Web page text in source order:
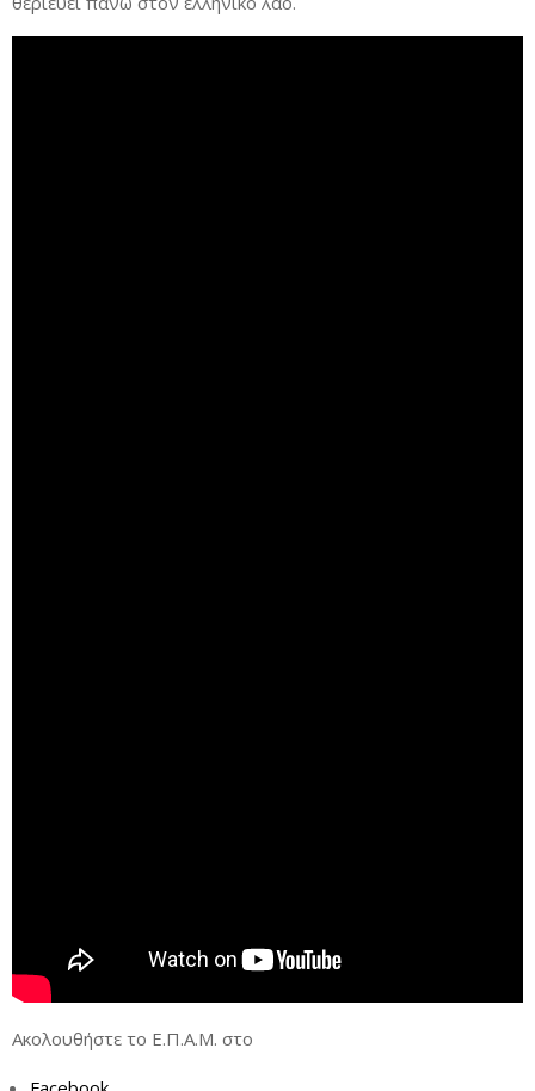
Ακολουθήστε το Ε.Π.Α.Μ. στο